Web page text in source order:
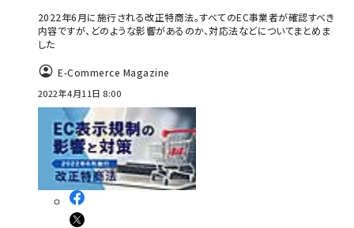
2022年6月に施行される改正特商法。すべてのEC事業者が確認すべき
内容ですが、どのような影響があるのか、対応法などについてまとめま
した
E-Commerce Magazine
2022年4月11日 8:00